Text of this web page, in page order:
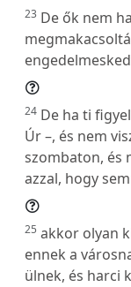
23 De ők nem
24 De ha ti
Úr –, és nem
szombaton, és
azzal, hogy
25 akkor olyan
ennek a
ülnek, és harci